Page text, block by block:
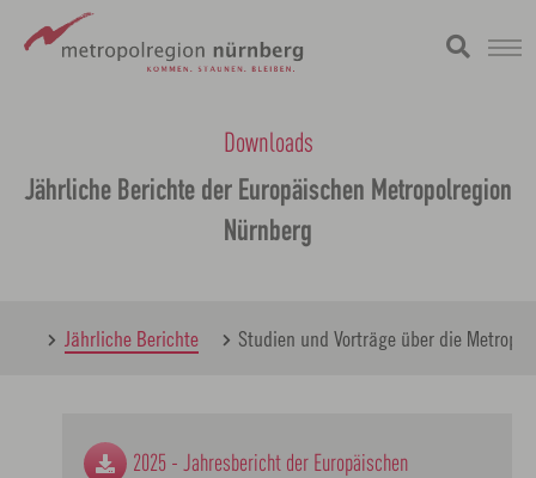
springen
Jährliche Berichte der Europäischen Metropolregion
Nürnberg
Downloads
Jährliche Berichte Studien und Vorträge über die
2025 - Jahresbericht der Europäischen